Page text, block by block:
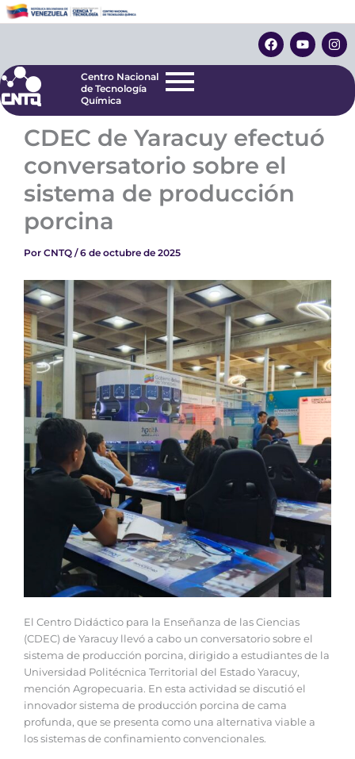
al
F
a
c
o
Y
o
u
e
I
n
s
r
Centro Nacional
de Tecnología
Centro Nacional
de Tecnología
Química
CDEC de Yaracuy efectuó
conversatorio sobre el
sistema de producción
porcina
Por CNTQ /6 de octubre de 2025
El Centro Didáctico para la Enseñanza de las Ciencias
(CDEC) de Yaracuy llevó a cabo un conversatorio sobre el
sistema de producción porcina, dirigido a estudiantes de la
Universidad Politécnica Territorial del Estado Yaracuy,
mención Agropecuaria. En esta actividad se discutió el
innovador sistema de producción porcina de cama
profunda, que se presenta como una alternativa viable a
los sistemas de confinamiento convencionales.